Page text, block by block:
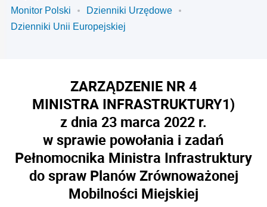
Monitor Polski
Dzienniki Urzędowe
Dzienniki Unii Europejskiej
ZARZĄDZENIE NR 4
MINISTRA INFRASTRUKTURY1)
z dnia 23 marca 2022 r.
w sprawie powołania i zadań
Pełnomocnika Ministra Infrastruktury
do spraw Planów Zrównoważonej
Mobilności Miejskiej